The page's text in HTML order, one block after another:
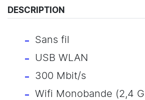
DESCRIPTION
Sans fil
USB WLAN
300 Mbit/s
Wifi Monobande (2,4